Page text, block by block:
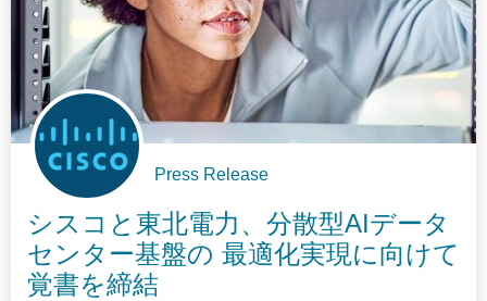
Press Release
シスコと東北電力、分散型AIデータ
センター基盤の 最適化実現に向けて
覚書を締結